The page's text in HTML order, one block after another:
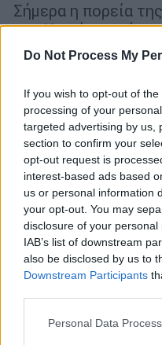
Do Not Process My
If you wish to opt-out of
processing of your
targeted advertising by us,
section to confirm your
opt-out request is
interest-based ads based
us or personal information
your opt-out. You may
disclosure of your
IAB’s list of downstream
also be disclosed by us to
Downstream Participants
Please note that this
Personal Data
Σήμερα η πορεία
στα Χανιά,
στο επίκεντρο
ομοφοβικές
υποψήφιων